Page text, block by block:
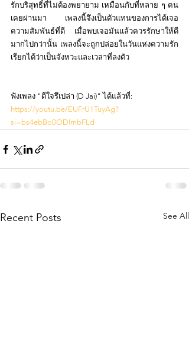
รักบริสุทธิ์ที่ไม่ต้องพยายาม เหมือนกับที่หลาย ๆ คน
เคยผ่านมา  เพลงนี้จึงเป็นตัวแทนของการได้เจอ
ความสัมพันธ์ที่ดี เมื่อพบเจอมันแล้วควรรักษาให้ดี
มากไปกว่านั้น เพลงนี้จะถูกปล่อยในวันแห่งความรัก
เรียกได้ว่าเป็นจังหวะและเวลาที่ลงตัว
ฟังเพลง "ดีใจรึเปล่า (D Jai)" ได้แล้วที่:
https://youtu.be/EUFrU1TuyAg?
si=bs4ebBo0ODImbFLd
Recent Posts See All